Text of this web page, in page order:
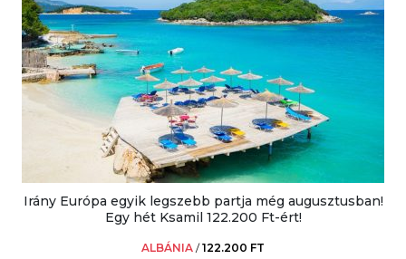
Irány Európa egyik legszebb partja még augusztusban!
Egy hét Ksamil 122.200 Ft-ért!
ALBÁNIA /122.200 FT